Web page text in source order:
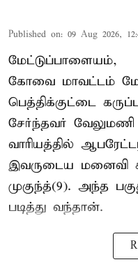
Published on: 09 Aug 2026,
மேட்டுப்பாளையம்,
கோவை மாவட்டம்
பெத்திக்குட்டை
சேர்ந்தவர் வேலுமணி
வாரியத்தில்
இவருடைய மனைவி
முகுந்த்(9). அந்த
படித்து வந்தான்.